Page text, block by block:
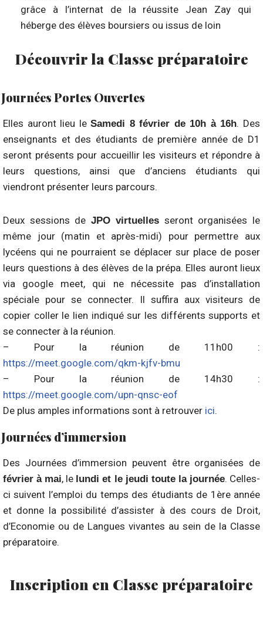
grâce à l’internat de la réussite Jean Zay qui
héberge des élèves boursiers ou issus de loin
Découvrir la Classe préparatoire
Journées Portes Ouvertes
Elles auront lieu leSamedi 8 février de 10h à 16h. Des
enseignants et des étudiants de première année de D1
seront présents pour accueillir les visiteurs et répondre à
leurs questions, ainsi que d’anciens étudiants qui
viendront présenter leurs parcours.
Deux sessions de JPO virtuelles seront organisées le
même jour (matin et après-midi) pour permettre aux
lycéens qui ne pourraient se déplacer sur place de poser
leurs questions à des élèves de la prépa. Elles auront lieux
via google meet, qui ne nécessite pas d’installation
spéciale pour se connecter. Il suffira aux visiteurs de
copier coller le lien indiqué sur les différents supports et
se connecter à la réunion.
– Pour la réunion de 11h00 :
https://meet.google.com/qkm-kjfv-bmu
– Pour la réunion de 14h30 :
https://meet.google.com/upn-qnsc-eof
De plus amples informations sont à retrouver ici.
Journées d’immersion
Des Journées d’immersion peuvent être organisées de
février à mai, le lundi et le jeudi toute la journée. Celles-
ci suivent l’emploi du temps des étudiants de 1ère année
et donne la possibilité d’assister à des cours de Droit,
d’Economie ou de Langues vivantes au sein de la Classe
préparatoire.
Inscription en Classe préparatoire